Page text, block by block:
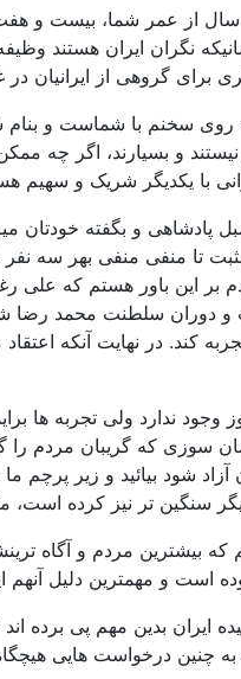
از عمر شما، بیست و هفت
نگران ایران هستند
برای گروهی از ایرانیان در
روی سخنم با شماست و
و بسیارند، اگر چه
با یکدیگر شریک و سهیم
پادشاهی و بگفته خودتان
تا منفی منفی بهر سه نفر
بر این باور هستم که علی
دوران سلطنت محمد رضا
کند. در نهایت آنکه
وجود ندارد ولی تجربه ها
سوزی که گریبان مردم را
شود بیائید و زیر پرچم
سنگین تر نیز کرده است،
که بیشترین مردم و آگاه
است و مهمترین دلیل
ایران بدین مهم پی برده
چنین درخواست هایی هیچگاه